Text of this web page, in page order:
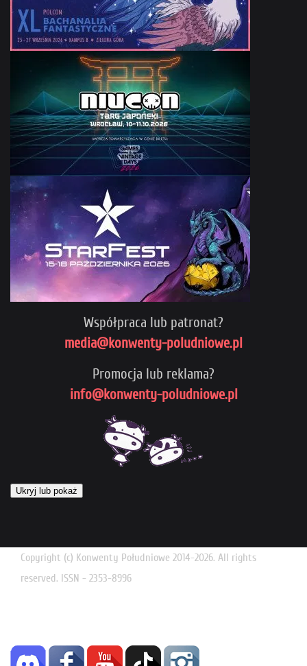
Współpraca lub patronat?
media@konwenty-poludniowe.pl
Promocja lub reklama?
info@konwenty-poludniowe.pl
Ukryj lub pokaż
Copyright (c) Konwenty Południowe 2014-2026. All rights
reserved. ISSN - 2353-8996